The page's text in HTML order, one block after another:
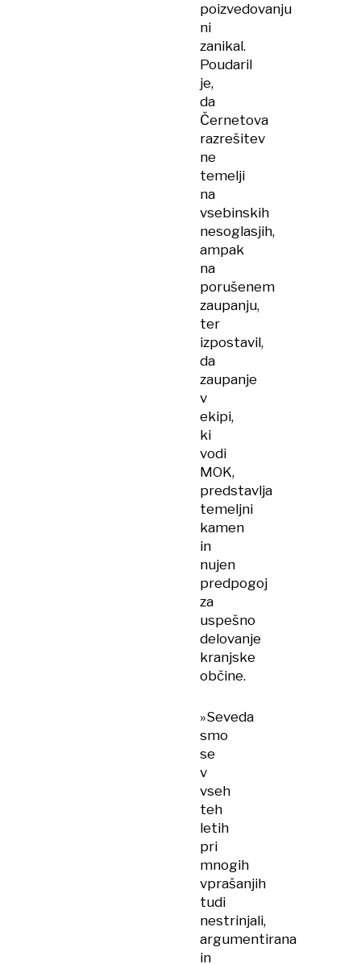
poizvedovanju
ni
zanikal.
Poudaril
je,
da
Černetova
razrešitev
ne
temelji
na
vsebinskih
nesoglasjih,
ampak
na
porušenem
zaupanju,
ter
izpostavil,
da
zaupanje
v
ekipi,
ki
vodi
MOK,
predstavlja
temeljni
kamen
in
nujen
predpogoj
za
uspešno
delovanje
kranjske
občine.
»Seveda
smo
se
v
vseh
teh
letih
pri
mnogih
vprašanjih
tudi
nestrinjali,
argumentirana
in